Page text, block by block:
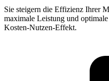
Sie steigern die Effizienz Ihrer
maximale Leistung und
Kosten-Nutzen-Effekt.